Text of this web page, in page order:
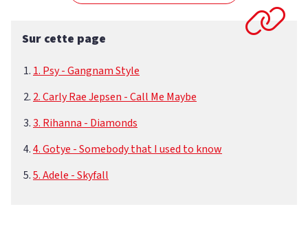
Sur cette page
1. Psy - Gangnam Style
2. Carly Rae Jepsen - Call Me Maybe
3. Rihanna - Diamonds
4. Gotye - Somebody that I used to know
5. Adele - Skyfall